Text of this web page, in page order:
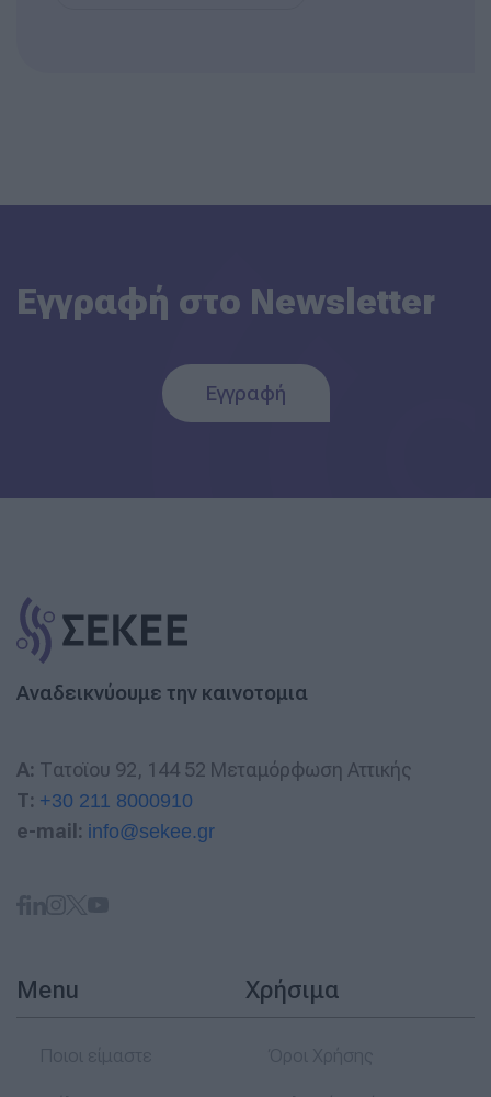
Εγγραφή στο Newsletter
Εγγραφή
Αναδεικνύουμε την καινοτομια
A: Τατοϊου 92, 144 52 Μεταμόρφωση Αττικής
T: +30 211 8000910
e-mail: info@sekee.gr
Menu Χρήσιμα